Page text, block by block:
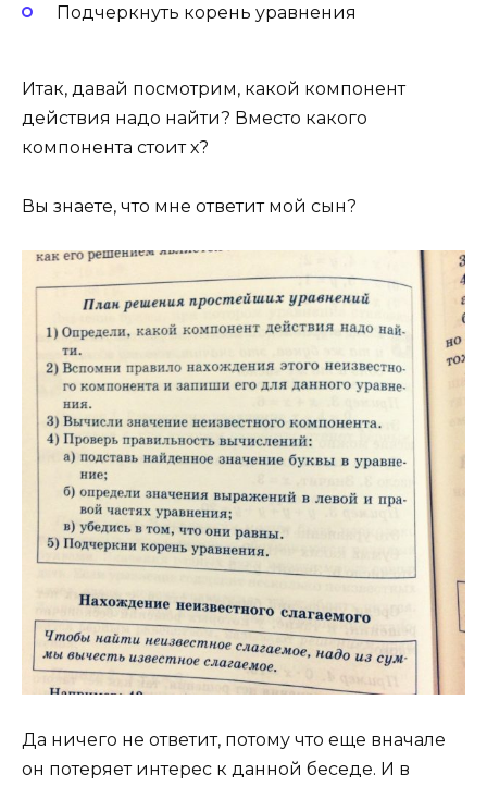
Подчеркнуть корень уравнения
Итак, давай посмотрим, какой компонент
действия надо найти? Вместо какого
компонента стоит х?
Вы знаете, что мне ответит мой сын?
Да ничего не ответит, потому что еще вначале
он потеряет интерес к данной беседе. И в